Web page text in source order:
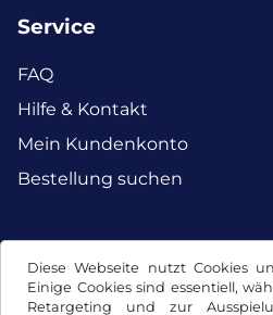
Diese Webseite nutzt Cookies
Einige Cookies sind essentiell,
Retargeting und zur
Service
FAQ
Hilfe & Kontakt
Mein Kundenkonto
Bestellung suchen
Facebook Instagram